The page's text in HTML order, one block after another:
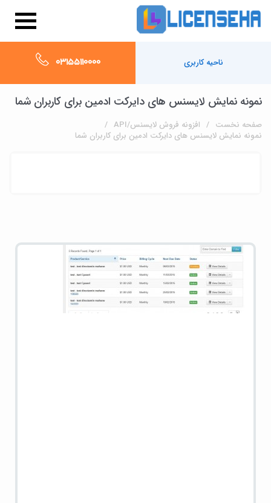
ناحیه کاربری 03155110000
نمونه نمایش لایسنس های دایرکت ادمین برای کاربران شما
صفحه نخست
افزونه فروش لایسنس/API
نمونه نمایش لایسنس های دایرکت ادمین برای کاربران شما